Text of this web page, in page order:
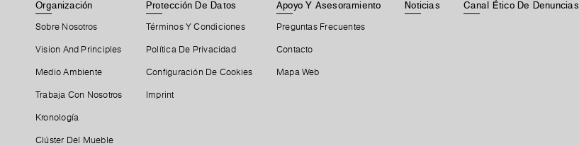
Organización
Sobre Nosotros
Vision And Principles
Medio Ambiente
Trabaja Con Nosotros
Kronología
Clúster Del Mueble
Protección De Datos
Términos Y Condiciones
Política De Privacidad
Configuración De Cookies
Imprint
Apoyo Y Asesoramiento
Preguntas Frecuentes
Contacto
Mapa Web
Noticias Canal Ético De Denuncias